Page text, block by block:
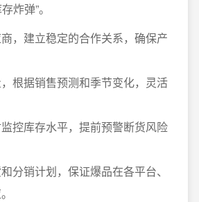
炸弹”。
，建立稳定的合作关系，确保产
根据销售预测和季节变化，灵活
控库存水平，提前预警断货风险
分销计划，保证爆品在各平台、